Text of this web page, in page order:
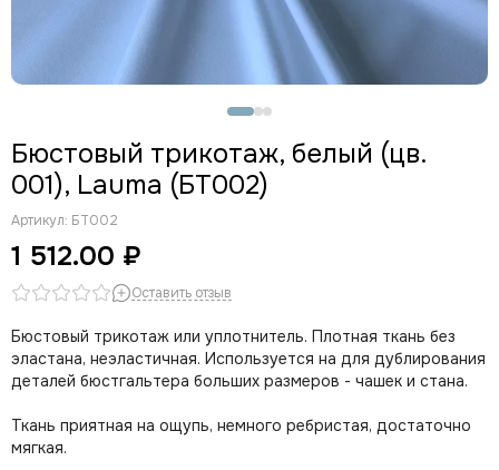
Пыльно-розовый (цв. 019)
Розовый (цв. 189)
Слива (цв. 076)
Темно-красный (цв. 101)
Ультрамарин
Фиолетовый (цв. 096)
Фуксия
Черный
Шампань (цв. 003)
Бюстовый трикотаж, белый (цв.
001), Lauma (БТ002)
Артикул: БТ002
1 512.00 ₽
Оставить отзыв
Бюстовый трикотаж или уплотнитель. Плотная ткань без
эластана, неэластичная. Используется на для дублирования
деталей бюстгальтера больших размеров - чашек и стана.
Ткань приятная на ощупь, немного ребристая, достаточно
мягкая.